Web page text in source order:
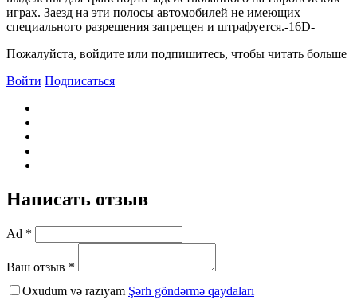
играх. Заезд на эти полосы автомобилей не имеющих
специального разрешения запрещен и штрафуется.-16D-
Пожалуйста, войдите или подпишитесь, чтобы читать больше
Войти Подписаться
Написать отзыв
Ad *
Ваш отзыв *
Oxudum və razıyam Şərh göndərmə qaydaları